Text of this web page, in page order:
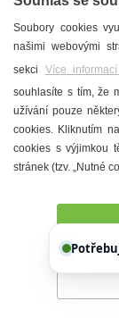
Prohlášení o
Soubory cookies
našimi webovými
sekci Více
souhlasíte s tím, že
užívání pouze
cookies. Kliknutím
cookies s výjimkou
stránek (tzv. „Nutné
Chettyho.